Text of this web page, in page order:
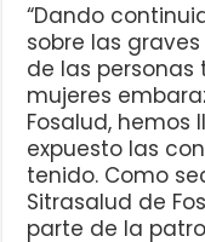
“Dando
sobre las
de las
mujeres
Fosalud, hemos
expuesto las
tenido. Como
Sitrasalud de
parte de la